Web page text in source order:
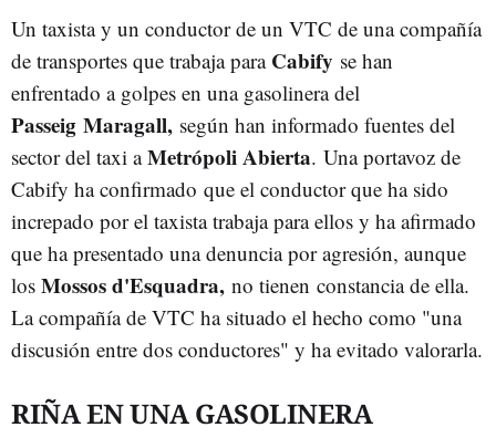
Un taxista y un conductor de un VTC de una compañía
de transportes que trabaja para Cabify se han
enfrentado a golpes en una gasolinera del
Passeig Maragall, según han informado fuentes del
sector del taxi aMetrópoli Abierta. Una portavoz de
Cabify ha confirmado que el conductor que ha sido
increpado por el taxista trabaja para ellos y ha afirmado
que ha presentado una denuncia por agresión, aunque
los Mossos d'Esquadra, no tienen constancia de ella.
La compañía de VTC ha situado el hecho como "una
discusión entre dos conductores" y ha evitado valorarla.
RIÑA EN UNA GASOLINERA